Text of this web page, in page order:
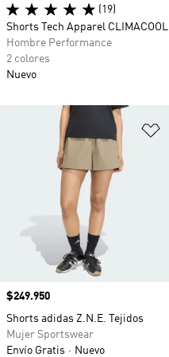
Precio
$249.950
Shorts adidas Z.N.E. Tejidos
Mujer Sportswear
Envío Gratis
Nuevo
(19)
Shorts Tech Apparel CLIMACOOL
Hombre Performance
2 colores
Nuevo